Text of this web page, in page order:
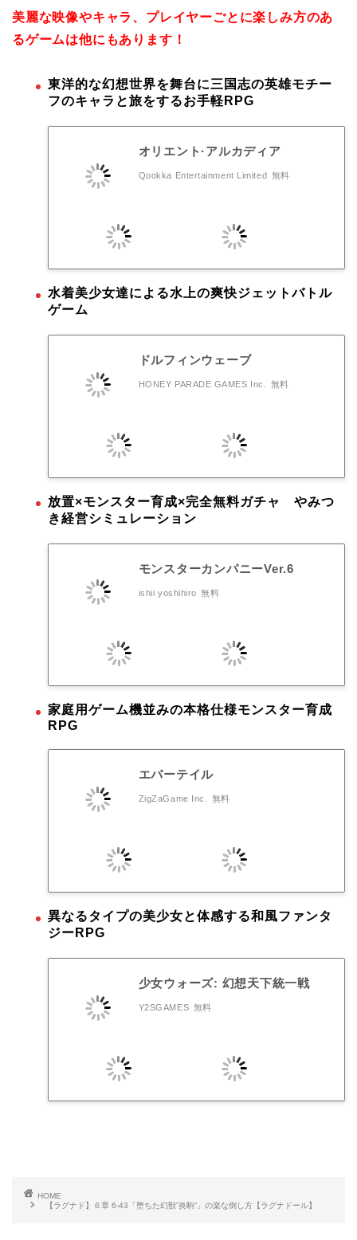
美麗な映像やキャラ、プレイヤーごとに楽しみ方のあ
るゲームは他にもあります！
東洋的な幻想世界を舞台に三国志の英雄モチー
フのキャラと旅をするお手軽RPG
オリエント·アルカディア
Qookka Entertainment Limited 無料
水着美少女達による水上の爽快ジェットバトル
ゲーム
ドルフィンウェーブ
HONEY PARADE GAMES Inc. 無料
放置×モンスター育成×完全無料ガチャ やみつ
き経営シミュレーション
モンスターカンパニーVer.6
ishii yoshihiro 無料
家庭用ゲーム機並みの本格仕様モンスター育成
RPG
エバーテイル
ZigZaGame Inc. 無料
異なるタイプの美少女と体感する和風ファンタ
ジーRPG
少女ウォーズ: 幻想天下統一戦
Y2SGAMES 無料
HOME
【ラグナド】６章 6-43「堕ちた幻獣”炎駒”」の楽な倒し方【ラグナドール】